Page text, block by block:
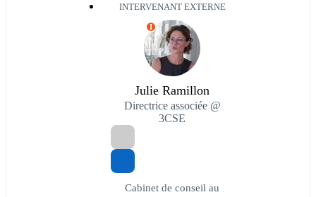
INTERVENANT EXTERNE
I
Julie Ramillon
Directrice associée @
3CSE
Cabinet de conseil au